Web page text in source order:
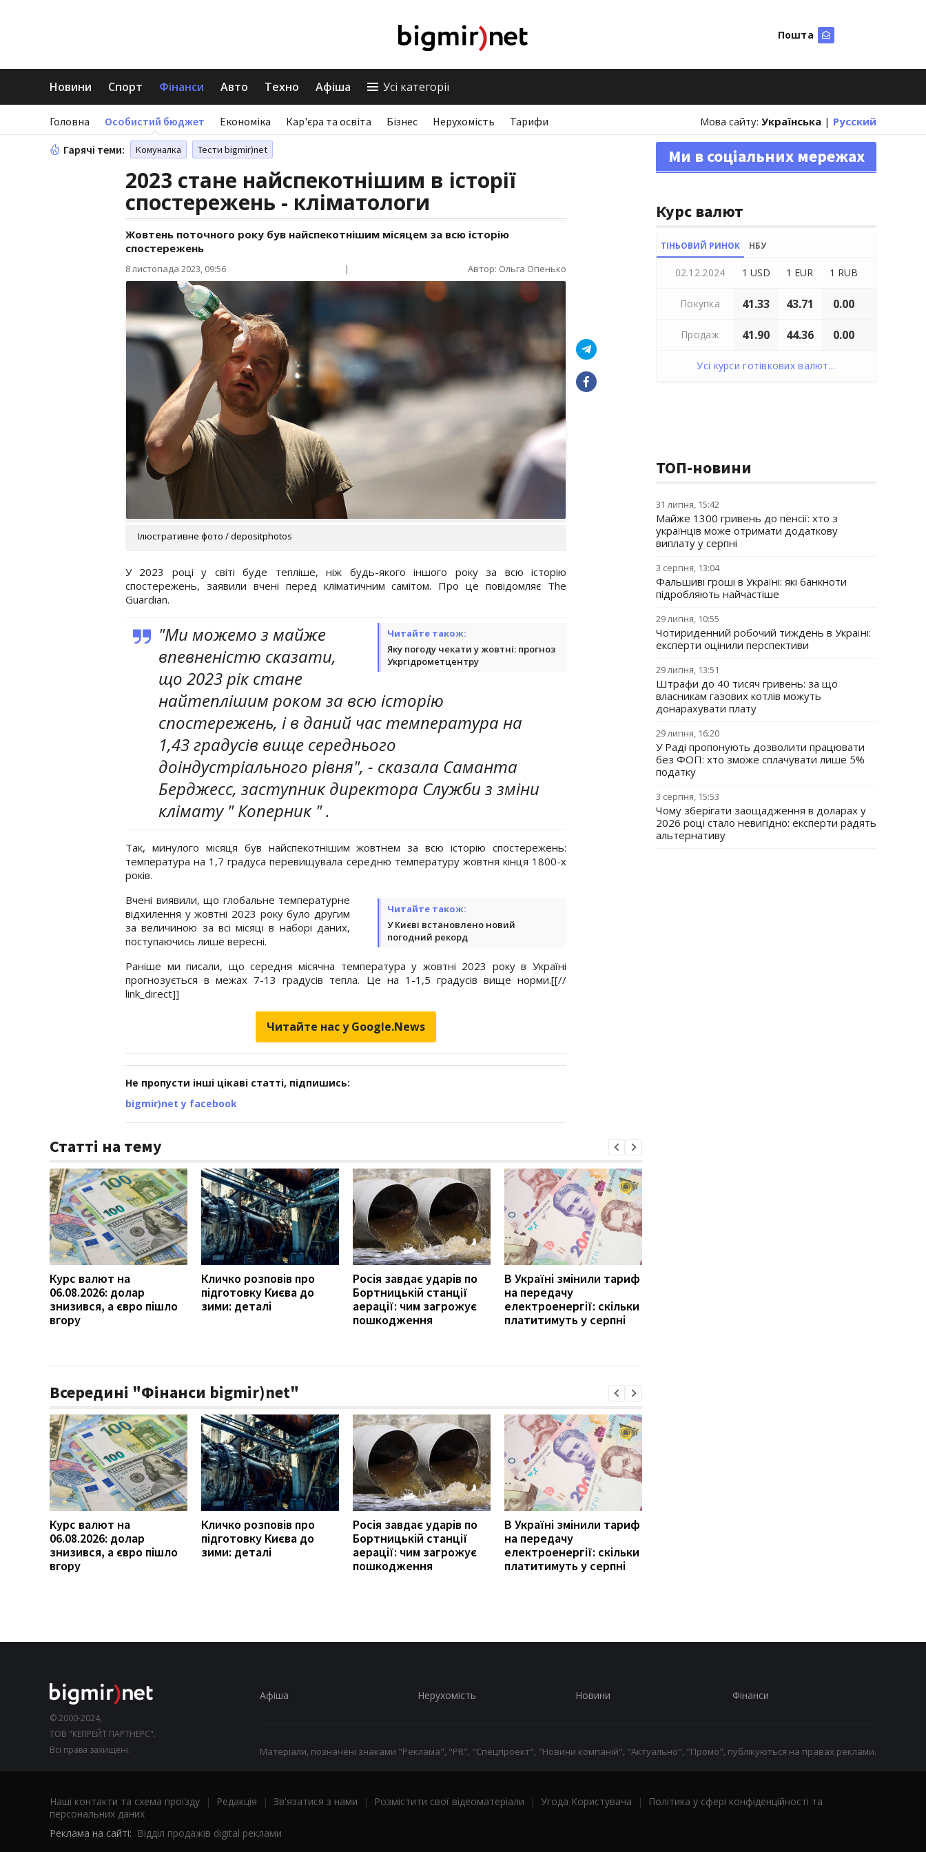
Пошта
Новини Спорт Фінанси Авто Техно Афіша Усі категорії
Головна Особистий бюджет Економіка Кар'єра та освіта Бізнес Нерухомість Тарифи Мова сайту: Українська | Русский
Гарячі теми: Комуналка Тести bigmir)net
2023 стане найспекотнішим в історії
спостережень - кліматологи
Жовтень поточного року був найспекотнішим місяцем за всю історію
спостережень
8 листопада 2023, 09:56 | Автор: Ольга Опенько
Ілюстративне фото / depositphotos
У 2023 році у світі буде тепліше, ніж будь-якого іншого року за всю історію
спостережень, заявили вчені перед кліматичним самітом. Про це повідомляє The
Guardian.
Читайте також:
Яку погоду чекати у жовтні: прогноз
Укргідрометцентру
"Ми можемо з майже
впевненістю сказати,
що 2023 рік стане
найтеплішим роком за всю історію
спостережень, і в даний час температура на
1,43 градусів вище середнього
доіндустріального рівня", - сказала Саманта
Берджесс, заступник директора Служби з зміни
клімату " Коперник " .
Так, минулого місяця був найспекотнішим жовтнем за всю історію спостережень:
температура на 1,7 градуса перевищувала середню температуру жовтня кінця 1800-х
років.
Читайте також:
У Києві встановлено новий
погодний рекорд
Вчені виявили, що глобальне температурне
відхилення у жовтні 2023 року було другим
за величиною за всі місяці в наборі даних,
поступаючись лише вересні.
Раніше ми писали, що середня місячна температура у жовтні 2023 року в Україні
прогнозується в межах 7-13 градусів тепла. Це на 1-1,5 градусів вище норми.[[//
link_direct]]
Читайте нас у Google.News
Не пропусти інші цікаві статті, підпишись:
bigmir)net у facebook
Статті на тему
Курс валют на
06.08.2026: долар
знизився, а євро пішло
вгору
Кличко розповів про
підготовку Києва до
зими: деталі
Росія завдає ударів по
Бортницькій станції
аерації: чим загрожує
пошкодження
В Україні змінили тариф
на передачу
електроенергії: скільки
платитимуть у серпні
Всередині "Фінанси bigmir)net"
Курс валют на
06.08.2026: долар
знизився, а євро пішло
вгору
Кличко розповів про
підготовку Києва до
зими: деталі
Росія завдає ударів по
Бортницькій станції
аерації: чим загрожує
пошкодження
В Україні змінили тариф
на передачу
електроенергії: скільки
платитимуть у серпні
Ми в соціальних мережах
Курс валют
ТІНЬОВИЙ РИНОК НБУ
02.12.2024 1 USD 1 EUR 1 RUB
Покупка 41.33 43.71 0.00
Продаж 41.90 44.36 0.00
Усі курси готівкових валют...
ТОП-новини
31 липня, 15:42
Майже 1300 гривень до пенсії: хто з
українців може отримати додаткову
виплату у серпні
3 серпня, 13:04
Фальшиві гроші в Україні: які банкноти
підробляють найчастіше
29 липня, 10:55
Чотириденний робочий тиждень в Україні:
експерти оцінили перспективи
29 липня, 13:51
Штрафи до 40 тисяч гривень: за що
власникам газових котлів можуть
донарахувати плату
29 липня, 16:20
У Раді пропонують дозволити працювати
без ФОП: хто зможе сплачувати лише 5%
податку
3 серпня, 15:53
Чому зберігати заощадження в доларах у
2026 році стало невигідно: експерти радять
альтернативу
© 2000-2024,
ТОВ "КЕПРЕЙТ ПАРТНЕРС".
Всі права захищені.
Афіша Нерухомість Новини Фінанси
Матеріали, позначені знаками "Реклама", "PR", "Спецпроект", "Новини компаній", "Актуально", "Промо", публікуються на правах реклами.
Наші контакти та схема проїзду | Редакція | Зв'язатися з нами | Розмістити свої відеоматеріали | Угода Користувача |
Політика у сфері конфіденційності та
персональних даних
Реклама на сайті: Відділ продажів digital реклами